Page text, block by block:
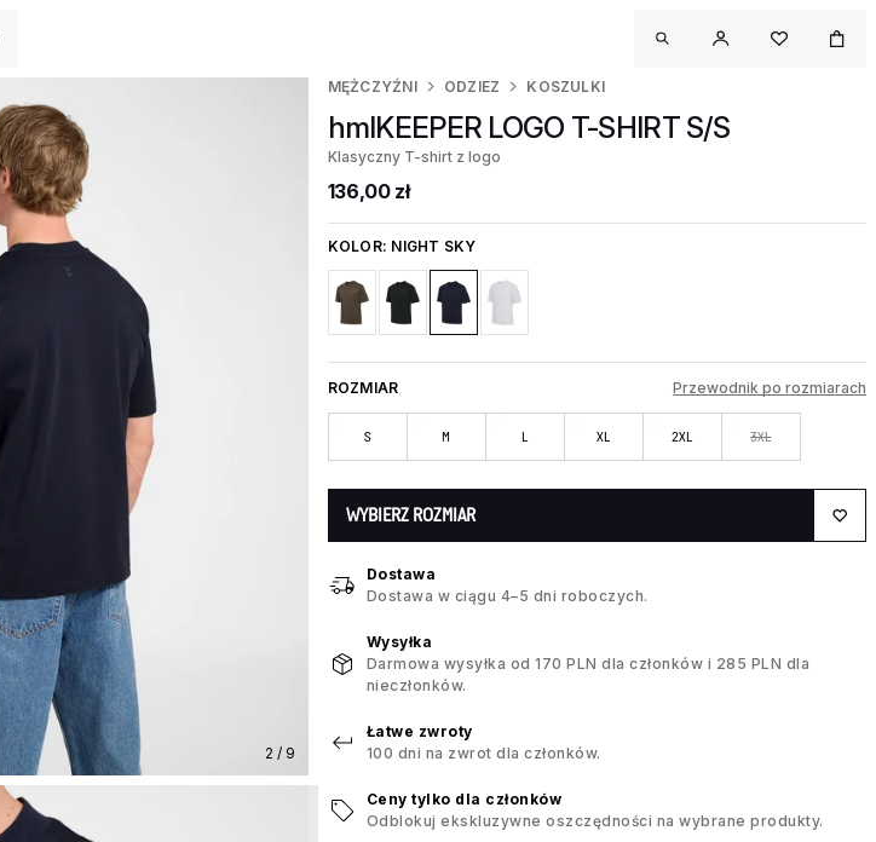
2 / 9
MĘŻCZYŹNI ODZIEZ KOSZULKI
hmlKEEPER LOGO T-SHIRT S/S
Klasyczny T-shirt z logo
136,00 zł
KOLOR: NIGHT SKY
ROZMIAR Przewodnik po rozmiarach
S M L XL 2XL 3XL
WYBIERZ ROZMIAR
Dostawa
Dostawa w ciągu 4–5 dni roboczych.
Wysyłka
Darmowa wysyłka od 170 PLN dla członków i 285 PLN dla
nieczłonków.
Łatwe zwroty
100 dni na zwrot dla członków.
Ceny tylko dla członków
Odblokuj ekskluzywne oszczędności na wybrane produkty.